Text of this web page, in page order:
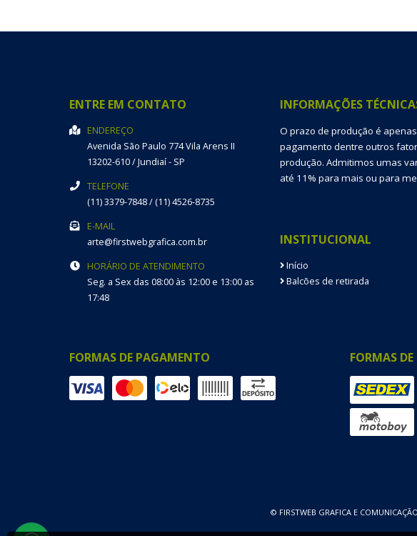
ENTRE EM CONTATO
ENDEREÇO
Avenida São Paulo 774Vila Arens II
13202-610/Jundiaí- SP
TELEFONE
(11) 3379-7848 / (11) 4526-8735
E-MAIL
arte@firstwebgrafica.com.br
HORÁRIO DE ATENDIMENTO
Seg. a Sex das 08:00 às 12:00 e 13:00 as
17:48
INFORMAÇÕES
O prazo de produção é
pagamento dentre outros
produção. Admitimos umas
até 11% para mais ou para
INSTITUCIONAL
Início
Balcões de retirada
FORMAS DE PAGAMENTO FORMAS
© FIRSTWEB GRAFICA E